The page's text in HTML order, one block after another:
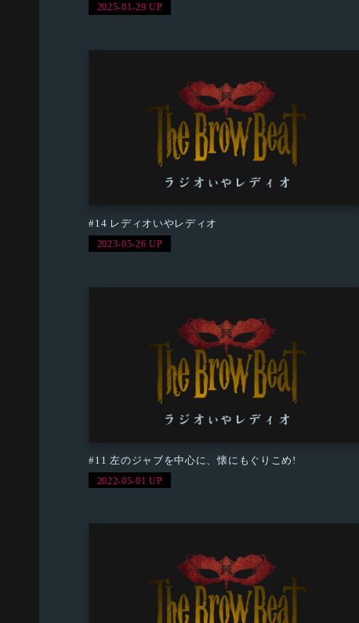
2025-01-29 UP
#14 レディオいやレディオ
2023-05-26 UP
#11 左のジャブを中心に、懐にもぐりこめ!
2022-05-01 UP